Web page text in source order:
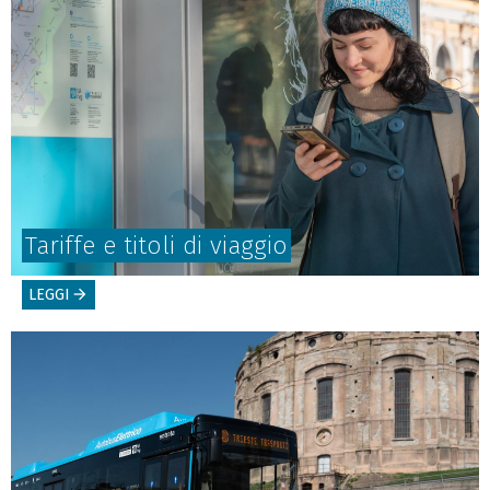
Tariffe e titoli di viaggio
LEGGI arrow_forward